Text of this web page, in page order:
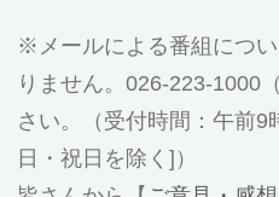
メールによる番組につ
りません。026-223-1000
さい。（受付時間：午前9
日・祝日を除く]）